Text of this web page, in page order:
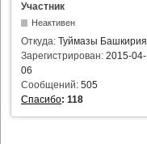
Участник
Неактивен
Откуда: Туймазы Башкирия
Зарегистрирован: 2015-04-
06
Сообщений: 505
Спасибо: 118